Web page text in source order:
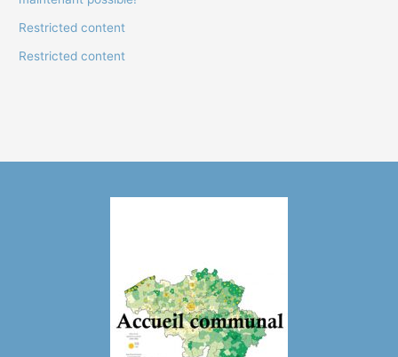
Restricted content
Restricted content